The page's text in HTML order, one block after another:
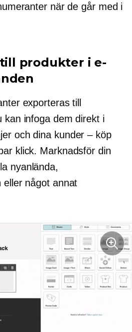
när de går med i
produkter i e-
exporteras till
kan infoga dem direkt i
och dina kunder – köp
klick. Marknadsför din
nyanlända,
eller något annat